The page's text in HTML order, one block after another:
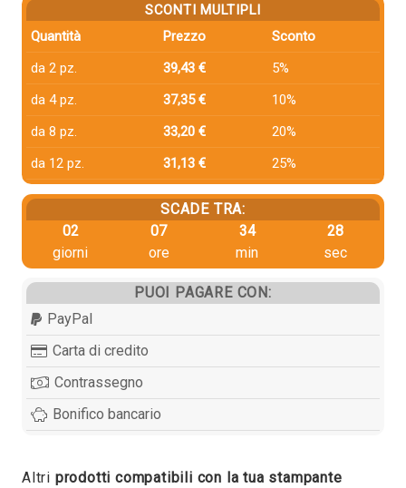
SCONTI MULTIPLI
Quantità
Prezzo
Sconto
da 2 pz.
39,43 €
5%
da 4 pz.
37,35 €
10%
da 8 pz.
33,20 €
20%
da 12 pz.
31,13 € 25%
SCADE TRA:
02
giorni
07
ore
34
min
28
sec
PUOI PAGARE CON:
PayPal
Carta di credito
Contrassegno
Bonifico bancario
Altri prodotti compatibili con la tua stampante